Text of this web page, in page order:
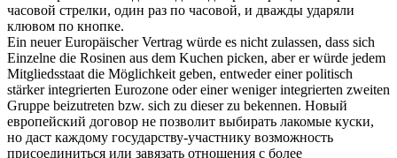
часовой стрелки, один раз по часовой, и дважды ударяли
клювом по кнопке.
Ein neuer Europäischer Vertrag würde es nicht zulassen, dass sich
Einzelne die Rosinen aus dem Kuchen picken, aber er würde jedem
Mitgliedsstaat die Möglichkeit geben, entweder einer politisch
stärker integrierten Eurozone oder einer weniger integrierten zweiten
Gruppe beizutreten bzw. sich zu dieser zu bekennen. Новый
европейский договор не позволит выбирать лакомые куски,
но даст каждому государству-участнику возможность
присоединиться или завязать отношения с более